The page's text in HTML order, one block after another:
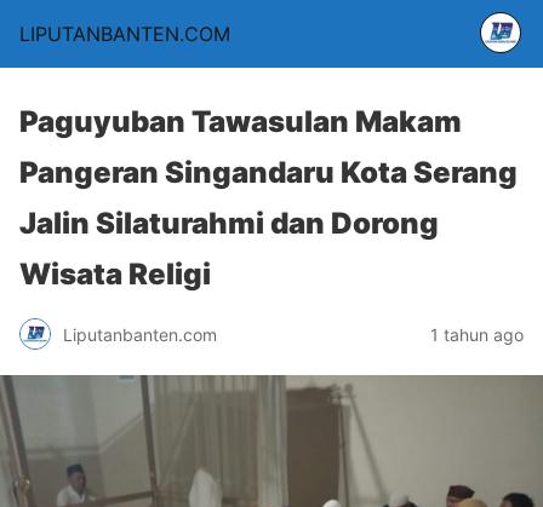
LIPUTANBANTEN.COM
Paguyuban Tawasulan Makam
Pangeran Singandaru Kota Serang
Jalin Silaturahmi dan Dorong
Wisata Religi
Liputanbanten.com 1 tahun ago